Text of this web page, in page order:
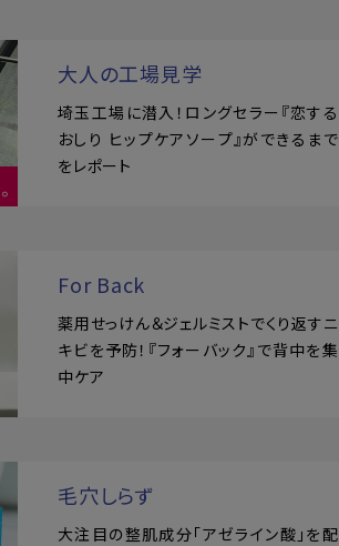
大人の工場見学
埼玉工場に潜入！ロングセラー『恋する
おしり ヒップケアソープ』ができるまで
をレポート
For Back
薬用せっけん＆ジェルミストでくり返すニ
キビを予防！『フォーバック』で背中を集
中ケア
毛穴しらず
大注目の整肌成分「アゼライン酸」を配